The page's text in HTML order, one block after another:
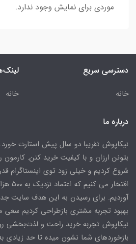
موردی برای نمایش وجود ندارد.
دسترسی سریع
خانه خانه
درباره ما
نیکاپوش تقریبا دو سال پیش استارت
بتونن ارزان و با کیفیت خرید کنن.
شروع کردیم و خیلی زود توی اینستاگرام
آوردیم. برای رسیدن به این هدف سایت
بهبود تجربه مشتری بازطراحی کردیم سعی
نیکاپوش تجربه خرید راحت و لذت‌بخشی رو
بازخوردهای شما نشون میده تا حد زیادی